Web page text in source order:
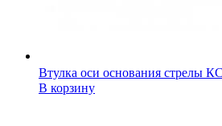
Втулка оси основания стрелы
В корзину